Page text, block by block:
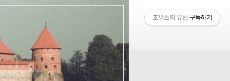
초유스의 유럽 구독하기